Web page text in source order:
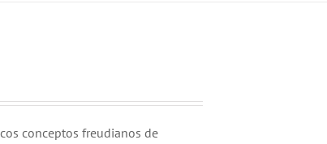
conceptos freudianos de